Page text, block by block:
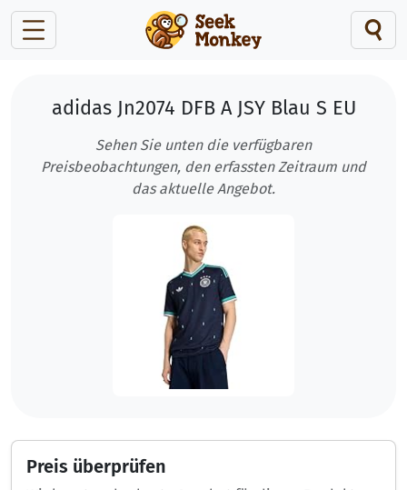
adidas Jn2074 DFB A JSY Blau S EU
Sehen Sie unten die verfügbaren
Preisbeobachtungen, den erfassten Zeitraum und
das aktuelle Angebot.
Preis überprüfen